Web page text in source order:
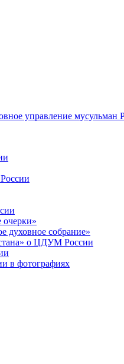
управление мусульман
очерки»
духовное собрание»
о ЦДУМ России
в фотографиях